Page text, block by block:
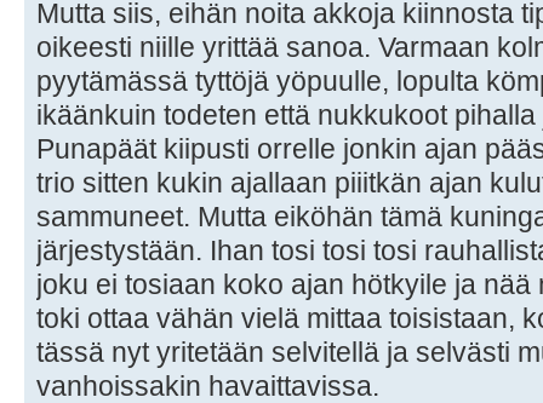
Mutta siis, eihän noita akkoja kiinnosta
oikeesti niille yrittää sanoa. Varmaan
pyytämässä tyttöjä yöpuulle, lopulta
ikäänkuin todeten että nukkukoot
Punapäät kiipusti orrelle jonkin ajan
trio sitten kukin ajallaan piiitkän ajan
sammuneet. Mutta eiköhän tämä
järjestystään. Ihan tosi tosi tosi
joku ei tosiaan koko ajan hötkyile ja
toki ottaa vähän vielä mittaa toisistaan,
tässä nyt yritetään selvitellä ja selvästi
vanhoissakin havaittavissa.